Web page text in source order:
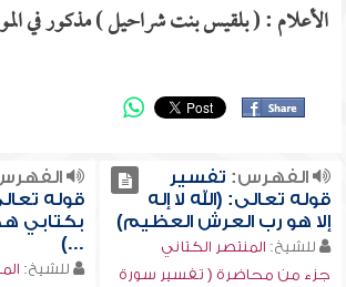
الأعلام : ( بلقيس بنت شراحيل ) مذكور في
الفهرس: تفسير
قوله تعالى: (الله لا إله
إلا هو رب العرش العظيم)
للشيخ: المنتصر الكتاني
جزء من محاضرة ( تفسير سورة
قوله
بكتابي
...)
للشيخ: